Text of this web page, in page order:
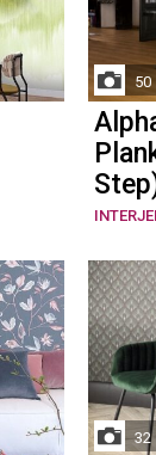
50
32